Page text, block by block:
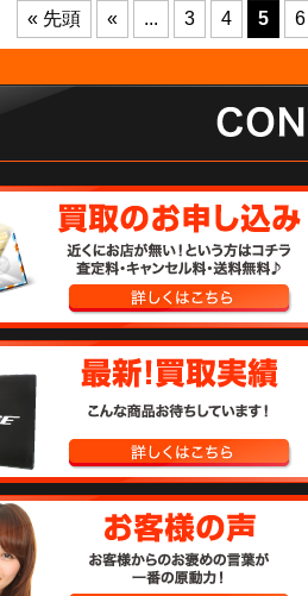
« 先頭 « ... 3 4 5 6